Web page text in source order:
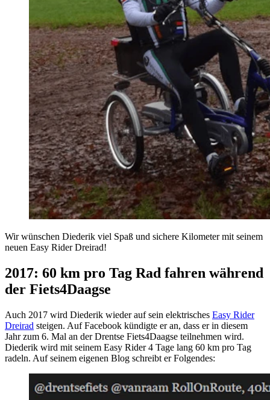
Wir wünschen Diederik viel Spaß und sichere Kilometer mit seinem
neuen Easy Rider Dreirad!
2017: 60 km pro Tag Rad fahren während
der Fiets4Daagse
Auch 2017 wird Diederik wieder auf sein elektrisches Easy Rider
Dreirad steigen. Auf Facebook kündigte er an, dass er in diesem
Jahr zum 6. Mal an der Drentse Fiets4Daagse teilnehmen wird.
Diederik wird mit seinem Easy Rider 4 Tage lang 60 km pro Tag
radeln. Auf seinem eigenen Blog schreibt er Folgendes: